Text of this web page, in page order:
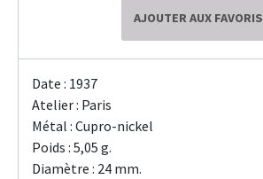
AJOUTER AUX FAVORIS
Date : 1937
Atelier : Paris
Métal : Cupro-nickel
Poids : 5,05 g.
Diamètre : 24 mm.